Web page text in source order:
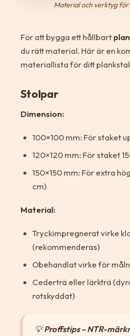
Material och verktyg för
För att bygga ett hållbart
du rätt material. Här är en
materiallista för ditt
Stolpar
Dimension:
100×100 mm: För staket
120×120 mm: För staket
150×150 mm: För extra
cm)
Material:
Tryckimpregnerat virke
(rekommenderas)
Obehandlat virke för
Cederträ eller lärkträ
rotskyddat)
💡Proffstips – NTR-